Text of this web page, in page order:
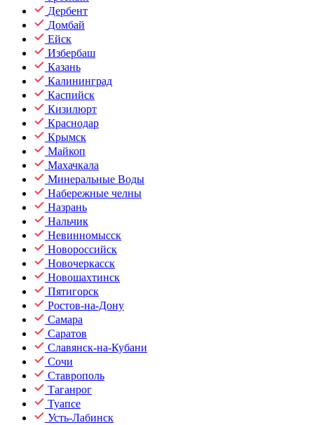
Дербент
Домбай
Ейск
Избербаш
Казань
Калининград
Каспийск
Кизилюрт
Краснодар
Крымск
Майкоп
Махачкала
Минеральные Воды
Набережные челны
Назрань
Нальчик
Невинномысск
Новороссийск
Новочеркасск
Новошахтинск
Пятигорск
Ростов-на-Дону
Самара
Саратов
Славянск-на-Кубани
Сочи
Ставрополь
Таганрог
Туапсе
Усть-Лабинск